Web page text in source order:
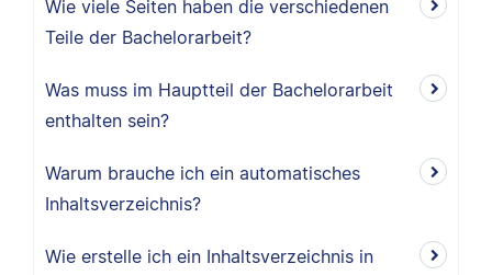
Wie viele Seiten haben die verschiedenen
Teile der Bachelorarbeit?
Was muss im Hauptteil der Bachelorarbeit
enthalten sein?
Warum brauche ich ein automatisches
Inhaltsverzeichnis?
Wie erstelle ich ein Inhaltsverzeichnis in